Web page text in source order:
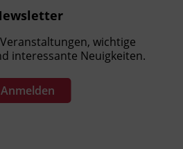
wichtige
interessante Neuigkeiten.
Anmelden